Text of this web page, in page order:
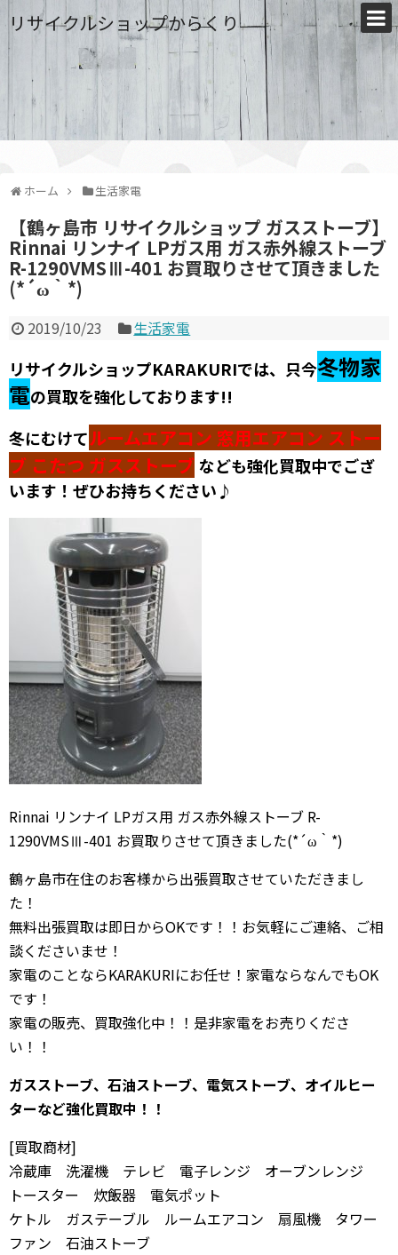
リサイクルショップからくり
ホーム 生活家電
【鶴ヶ島市 リサイクルショップ ガスストーブ】
Rinnai リンナイ LPガス用 ガス赤外線ストーブ
R-1290VMSⅢ-401 お買取りさせて頂きました
(*´ω｀*)
2019/10/23 生活家電
リサイクルショップKARAKURIでは、只今冬物家
電の買取を強化しております!!
冬にむけてルームエアコン 窓用エアコン ストー
ブ こたつ ガスストーブ なども強化買取中でござ
います！ぜひお持ちください♪
Rinnai リンナイ LPガス用 ガス赤外線ストーブ R-
1290VMSⅢ-401 お買取りさせて頂きました(*´ω｀*)
鶴ヶ島市在住のお客様から出張買取させていただきまし
た！
無料出張買取は即日からOKです！！お気軽にご連絡、ご相
談くださいませ！
家電のことならKARAKURIにお任せ！家電ならなんでもOK
です！
家電の販売、買取強化中！！是非家電をお売りくださ
い！！
ガスストーブ、石油ストーブ、電気ストーブ、オイルヒー
ターなど強化買取中！！
[買取商材]
冷蔵庫 洗濯機 テレビ 電子レンジ オーブンレンジ
トースター 炊飯器 電気ポット
ケトル ガステーブル ルームエアコン 扇風機 タワー
ファン 石油ストーブ